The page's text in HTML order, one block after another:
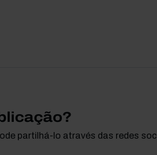
partilhá-lo através das redes